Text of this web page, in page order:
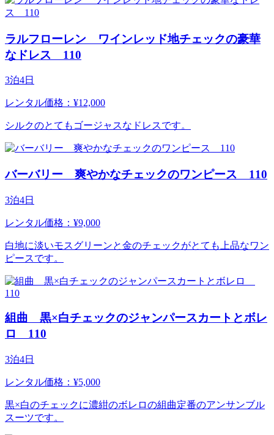
ラルフローレン ワインレッド地チェックの豪華
なドレス 110
3泊4日
レンタル価格：¥12,000
シルクのとてもゴージャスなドレスです。
バーバリー 爽やかなチェックのワンピース 110
3泊4日
レンタル価格：¥9,000
白地に淡いモスグリーンと金のチェックがとても上品なワン
ピースです。
組曲 黒×白チェックのジャンパースカートとボレ
ロ 110
3泊4日
レンタル価格：¥5,000
黒×白のチェックに濃紺のボレロの組曲定番のアンサンブル
スーツです。